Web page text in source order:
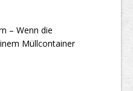
– Wenn die
Müllcontainer